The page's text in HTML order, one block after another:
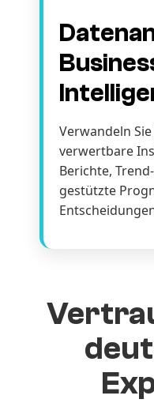
Verwandeln
verwertbare
Berichte,
gestützte